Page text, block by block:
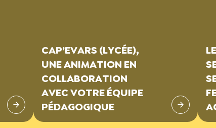
CAP’EVARS (LYCÉE),
UNE ANIMATION EN
COLLABORATION
AVEC VOTRE ÉQUIPE
PÉDAGOGIQUE